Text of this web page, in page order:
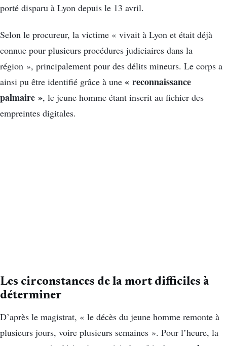
porté disparu à Lyon depuis le 13 avril.
Selon le procureur, la victime « vivait à Lyon et était déjà
connue pour plusieurs procédures judiciaires dans la
région », principalement pour des délits mineurs. Le corps a
ainsi pu être identifié grâce à une « reconnaissance
palmaire », le jeune homme étant inscrit au fichier des
empreintes digitales.
Les circonstances de la mort difficiles à
déterminer
D’après le magistrat, « le décès du jeune homme remonte à
plusieurs jours, voire plusieurs semaines ». Pour l’heure, la